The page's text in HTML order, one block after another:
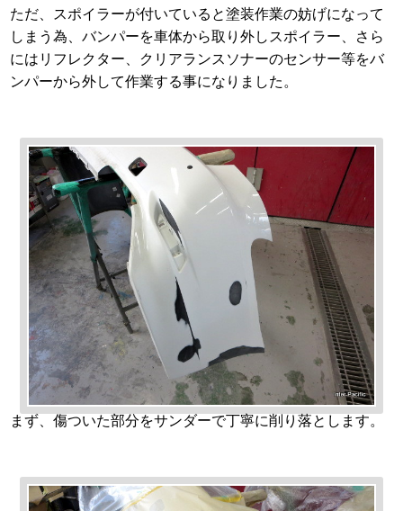
ただ、スポイラーが付いていると塗装作業の妨げになって
しまう為、バンパーを車体から取り外しスポイラー、さら
にはリフレクター、クリアランスソナーのセンサー等をバ
ンパーから外して作業する事になりました。
まず、傷ついた部分をサンダーで丁寧に削り落とします。